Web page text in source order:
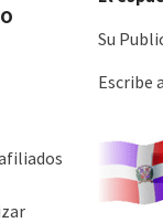
Su
Escribe